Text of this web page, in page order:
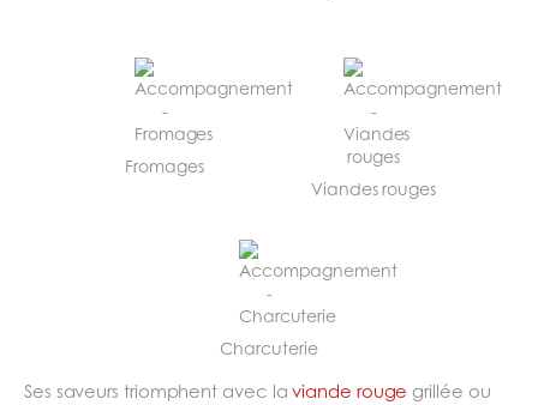
Fromages
Viandes rouges
Charcuterie
Ses saveurs triomphent avec laviande rouge grillée ou